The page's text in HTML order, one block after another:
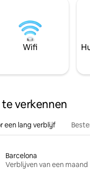
Wifi
verkennen
een lang verblijf
Barcelona
Verblijven van een maand